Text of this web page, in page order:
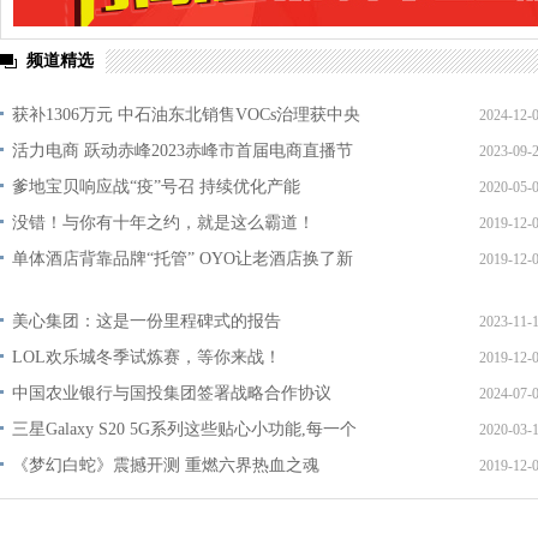
频道精选
获补1306万元 中石油东北销售VOCs治理获中央 2024-12-
活力电商 跃动赤峰2023赤峰市首届电商直播节 2023-09-
爹地宝贝响应战“疫”号召 持续优化产能 2020-05-
没错！与你有十年之约，就是这么霸道！ 2019-12-
单体酒店背靠品牌“托管” OYO让老酒店换了新 2019-12-
美心集团：这是一份里程碑式的报告 2023-11-
LOL欢乐城冬季试炼赛，等你来战！ 2019-12-
中国农业银行与国投集团签署战略合作协议 2024-07-
三星Galaxy S20 5G系列这些贴心小功能,每一个 2020-03-
《梦幻白蛇》震撼开测 重燃六界热血之魂 2019-12-